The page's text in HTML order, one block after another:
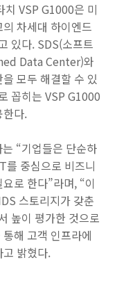
치 VSP G1000은 미
차세대 하이엔드
있다. SDS(소프트
Data Center)와
모두 해결할 수 있
꼽히는 VSP G1000
한다.
“기업들은 단순하
를 중심으로 비즈니
로 한다”라며, “이
스토리지가 갖춘
높이 평가한 것으로
해 고객 인프라에
밝혔다.